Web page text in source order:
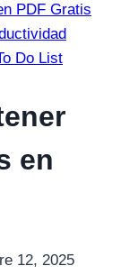
PDF Gratis
Do List
en
12, 2025